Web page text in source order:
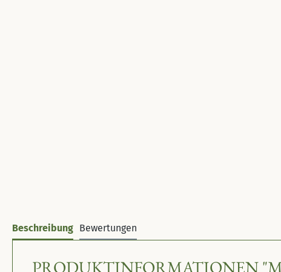
Beschreibung Bewertungen
PRODUKTINFORMATIONEN